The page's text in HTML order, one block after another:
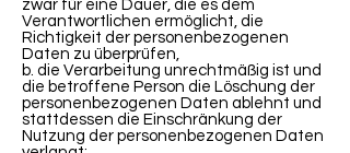
zwar für eine Dauer, die es dem
Verantwortlichen ermöglicht, die
Richtigkeit der personenbezogenen
Daten zu überprüfen,
b. die Verarbeitung unrechtmäßig ist und
die betroffene Person die Löschung der
personenbezogenen Daten ablehnt und
stattdessen die Einschränkung der
Nutzung der personenbezogenen Daten